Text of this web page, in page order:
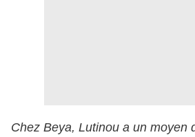
Chez Beya, Lutinou a un moyen